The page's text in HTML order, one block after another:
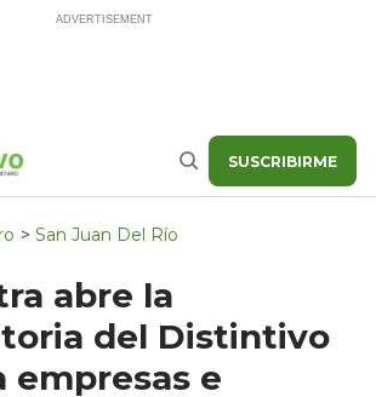
Buscar SUSCRIBIRME
> San Juan Del Río
abre la
del Distintivo
empresas e